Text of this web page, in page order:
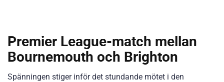
Premier League-match mellan
Bournemouth och Brighton
Spänningen stiger inför det stundande mötet i den